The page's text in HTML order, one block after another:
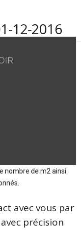
12-2016
nombre de m2 ainsi
avec vous par
précision